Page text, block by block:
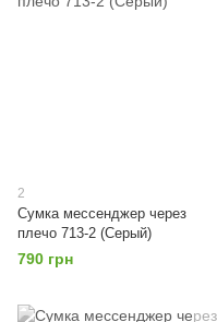
2
Сумка мессенджер через
плечо 713-2 (Серый)
790 грн